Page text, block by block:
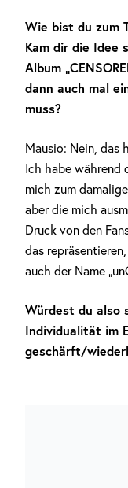
Wie bist du zum
Kam dir die Idee
Album
dann auch mal
muss?
Mausio: Nein,
Ich habe während
mich zum
aber die mich
Druck von den
das
auch der Name
Würdest du also
Individualität im
geschärft/